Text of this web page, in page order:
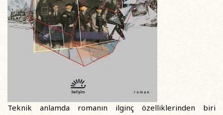
Teknik anlamda romanın ilginç özelliklerinden biri